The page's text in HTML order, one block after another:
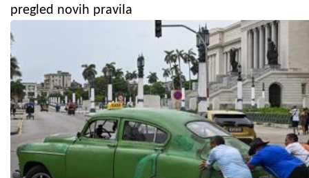
pregled novih pravila